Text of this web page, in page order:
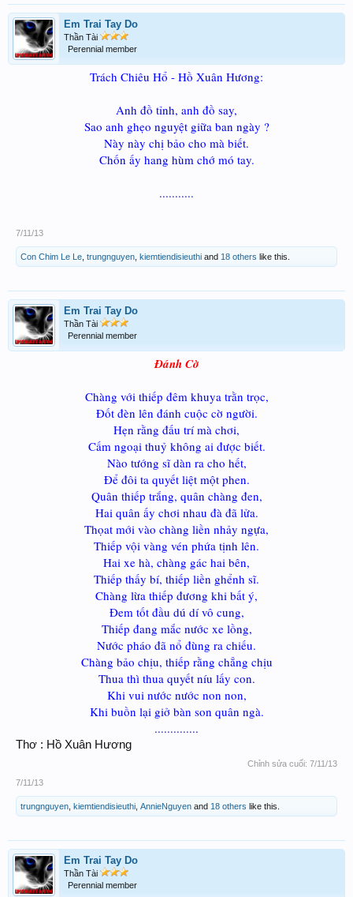
Em Trai Tay Do
Thần Tài
Perennial member
Trách Chiêu Hổ - Hồ Xuân Hương:
Anh đồ tỉnh, anh đồ say,
Sao anh ghẹo nguyệt giữa ban ngày ?
Này này chị bảo cho mà biết.
Chốn ấy hang hùm chớ mó tay.
...........​
7/11/13
Con Chim Le Le trungnguyen kiemtiendisieuthi and 18 others like this.
Em Trai Tay Do
Thần Tài
Perennial member
Đánh Cờ
Chàng với thiếp đêm khuya trằn trọc,
Đốt đèn lên đánh cuộc cờ người.
Hẹn rằng đấu trí mà chơi,
Cấm ngoại thuỷ không ai được biết.
Nào tướng sĩ dàn ra cho hết,
Để đôi ta quyết liệt một phen.
Quân thiếp trắng, quân chàng đen,
Hai quân ấy chơi nhau đà đã lửa.
Thọat mới vào chàng liền nhảy ngựa,
Thiếp vội vàng vén phứa tịnh lên.
Hai xe hà, chàng gác hai bên,
Thiếp thấy bí, thiếp liền ghểnh sĩ.
Chàng lừa thiếp đương khi bất ý,
Đem tốt đầu dú dí vô cung,
Thiếp đang mắc nước xe lồng,
Nước pháo đã nổ đùng ra chiếu.
Chàng bảo chịu, thiếp rằng chẳng chịu
Thua thì thua quyết níu lấy con.
Khi vui nước nước non non,
Khi buồn lại giở bàn son quân ngà.
..............
Thơ : Hồ Xuân Hương
Chỉnh sửa cuối: 7/11/13
7/11/13
trungnguyen kiemtiendisieuthi AnnieNguyen and 18 others like this.
Em Trai Tay Do
Thần Tài
Perennial member